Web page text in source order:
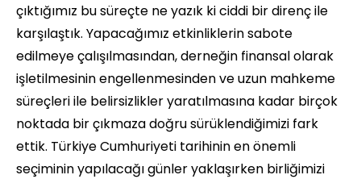
çıktığımız bu süreçte ne yazık ki ciddi bir direnç ile
karşılaştık. Yapacağımız etkinliklerin sabote
edilmeye çalışılmasından, derneğin finansal olarak
işletilmesinin engellenmesinden ve uzun mahkeme
süreçleri ile belirsizlikler yaratılmasına kadar birçok
noktada bir çıkmaza doğru sürüklendiğimizi fark
ettik. Türkiye Cumhuriyeti tarihinin en önemli
seçiminin yapılacağı günler yaklaşırken birliğimizi